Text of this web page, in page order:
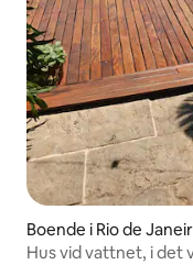
Boende i Rio de
Hus vid vattnet, i det